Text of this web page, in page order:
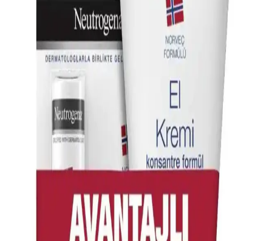
Nemlendirme Odaklı Kokulu El Kremi: Cilt Sağlığı
ve Hoş Koku Sunan Günlük Bakım Ürünü
Nemlendirme ve hoş koku özellikleriyle öne çıkan bu el kremi, kuru
ve hassas ciltlere uygun, günlük kullanımda etkili ve pratik bir cilt
El Güçlendiren ve Nemlendiren Kremlerle Cilt
Sağlığınızı Koruyun
El güçlendiren ve nemlendiren kremler, kuru ve elastikiyet kaybı
yaşayan cildi onarır, nem tutucu içerikleriyle uzun süre koruma
sağlar, düzenli kullanımda elastikiyeti artırır ve yaşlanma belirtilerini
Nemlendirici El ve Dudak Bakım Setleri ile Cilt
Sağlığınızı Koruyun
El ve dudaklar için özel nemlendirici bakım setleri, cilt kuruluğunu
önler, çatlamayı engeller ve günlük bakımda pratik çözümler sunar.